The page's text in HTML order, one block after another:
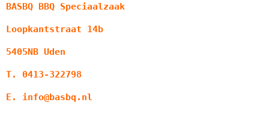
BASBQ BBQ Speciaalzaak
Loopkantstraat 14b
5405NB Uden
T. 0413-322798
E. info@basbq.nl